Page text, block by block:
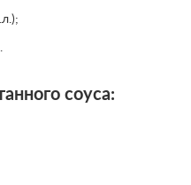
соуса: